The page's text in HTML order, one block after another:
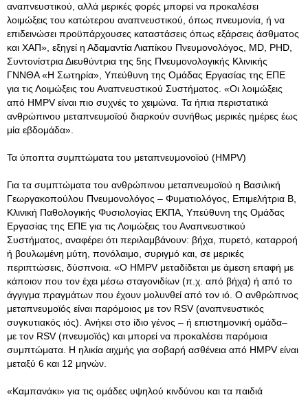
αναπνευστικού, αλλά μερικές φορές μπορεί να προκαλέσει
λοιμώξεις του κατώτερου αναπνευστικού, όπως πνευμονία, ή να
επιδεινώσει προϋπάρχουσες καταστάσεις όπως εξάρσεις άσθματος
και ΧΑΠ», εξηγεί η Αδαμαντία Λιαπίκου Πνευμονολόγος, MD, PHD,
Συντονίστρια Διευθύντρια της 5ης Πνευμονολογικής Κλινικής
ΓΝΝΘΑ «Η Σωτηρία», Υπεύθυνη της Ομάδας Εργασίας της ΕΠΕ
για τις Λοιμώξεις του Αναπνευστικού Συστήματος . «Οι λοιμώξεις
από HMPV είναι πιο συχνές το χειμώνα. Τα ήπια περιστατικά
ανθρώπινου μεταπνευμοϊού διαρκούν συνήθως μερικές ημέρες έως
μία εβδομάδα».
Τα ύποπτα συμπτώματα του μεταπνευμονοϊού (HMPV)
Για τα συμπτώματα του ανθρώπινου μεταπνευμοϊού η Βασιλική
Γεωργακοπούλου Πνευμονολόγος – Φυματιολόγος, Επιμελήτρια Β,
Κλινική Παθολογικής Φυσιολογίας ΕΚΠΑ, Υπεύθυνη της Ομάδας
Εργασίας της ΕΠΕ για τις Λοιμώξεις του Αναπνευστικού
Συστήματος, αναφέρει ότι περιλαμβάνουν: βήχα, πυρετό, καταρροή
ή βουλωμένη μύτη, πονόλαιμο, συριγμό και, σε μερικές
περιπτώσεις, δύσπνοια. «Ο HMPV μεταδίδεται με άμεση επαφή με
κάποιον που τον έχει μέσω σταγονιδίων (π.χ. από βήχα) ή από το
άγγιγμα πραγμάτων που έχουν μολυνθεί από τον ιό. Ο ανθρώπινος
μεταπνευμοϊός είναι παρόμοιος με τον RSV (αναπνευστικός
συγκυτιακός ιός). Ανήκει στο ίδιο γένος – ή επιστημονική ομάδα–
με τον RSV (πνευμοϊός) και μπορεί να προκαλέσει παρόμοια
συμπτώματα. Η ηλικία αιχμής για σοβαρή ασθένεια από HMPV είναι
μεταξύ 6 και 12 μηνών.
«Καμπανάκι» για τις ομάδες υψηλού κινδύνου και τα παιδιά